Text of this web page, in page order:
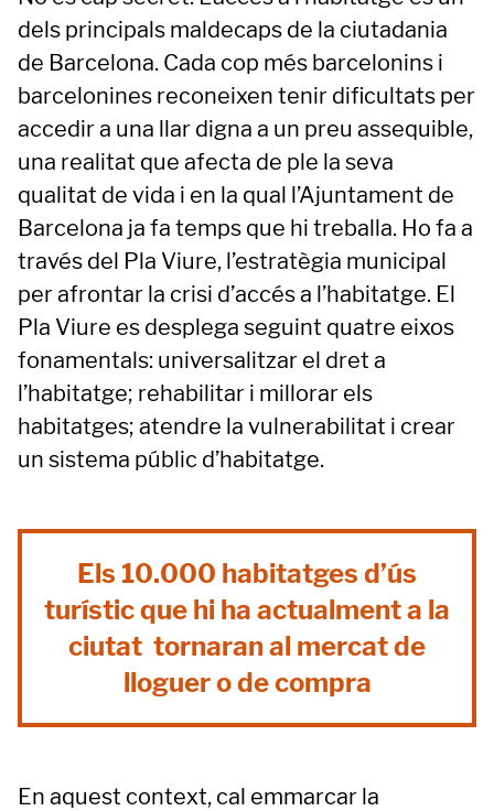
dels principals maldecaps de la ciutadania
de Barcelona. Cada cop més barcelonins i
barcelonines reconeixen tenir dificultats per
accedir a una llar digna a un preu assequible,
una realitat que afecta de ple la seva
qualitat de vida i en la qual l’Ajuntament de
Barcelona ja fa temps que hi treballa. Ho fa a
través del Pla Viure, l’estratègia municipal
per afrontar la crisi d’accés a l’habitatge. El
Pla Viure es desplega seguint quatre eixos
fonamentals: universalitzar el dret a
l’habitatge; rehabilitar i millorar els
habitatges; atendre la vulnerabilitat i crear
un sistema públic d’habitatge.
Els 10.000 habitatges d’ús
turístic que hi ha actualment a la
ciutat tornaran al mercat de
lloguer o de compra
En aquest context, cal emmarcar la